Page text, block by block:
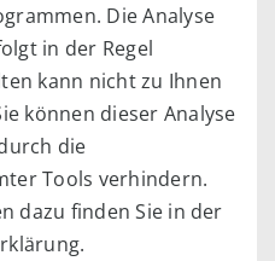
Die Analyse
in der Regel
kann nicht zu Ihnen
können dieser Analyse
die
Tools verhindern.
dazu finden Sie in der